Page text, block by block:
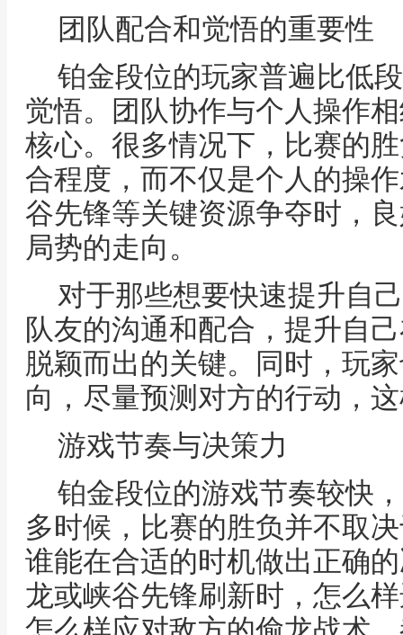
团队配合和觉悟的重要性
铂金段位的玩家普遍比低
觉悟。团队协作与个人操作
核心。很多情况下，比赛的
合程度，而不仅是个人的操
谷先锋等关键资源争夺时，
局势的走向。
对于那些想要快速提升自
队友的沟通和配合，提升自
脱颖而出的关键。同时，玩
向，尽量预测对方的行动，
游戏节奏与决策力
铂金段位的游戏节奏较快
多时候，比赛的胜负并不取
谁能在合适的时机做出正确
龙或峡谷先锋刷新时，怎么